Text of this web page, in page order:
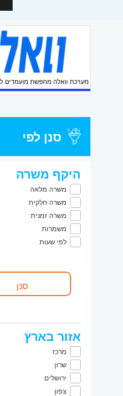
סנן לפי
היקף משרה
משרה מלאה
משרה חלקית
משרה זמנית
משמרות
לפי שעות
אזור בארץ
מרכז
שרון
ירושלים
צפון